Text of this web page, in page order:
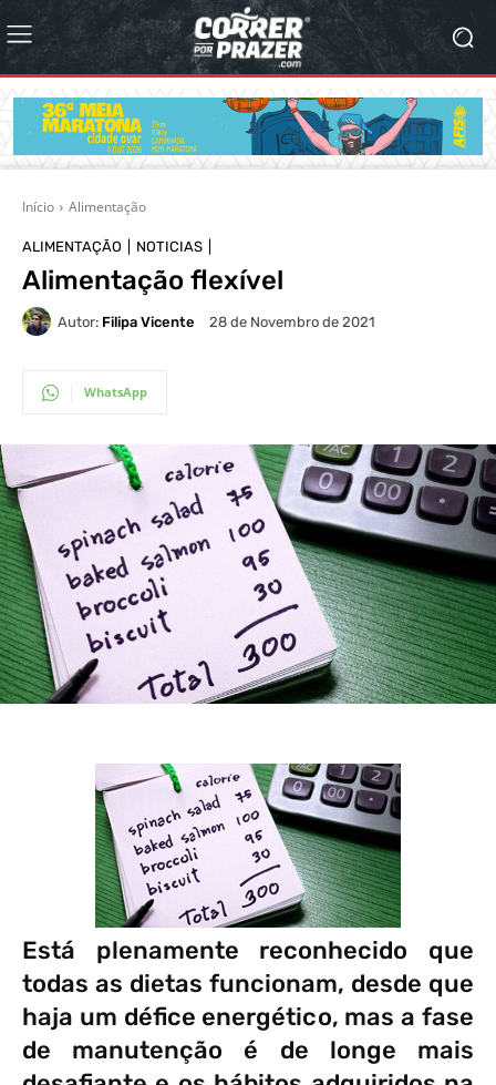
Início Alimentação
ALIMENTAÇÃO NOTICIAS
Alimentação flexível
Autor: Filipa Vicente 28 de Novembro de 2021
WhatsApp
Está plenamente reconhecido que
todas as dietas funcionam, desde que
haja um défice energético, mas a fase
de manutenção é de longe mais